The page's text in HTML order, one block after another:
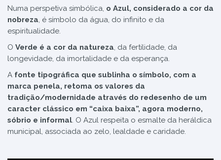
Numa perspetiva simbólica, o Azul, considerado a cor da
nobreza, é símbolo da água, do infinito e da
espiritualidade.
O Verde é a cor da natureza, da fertilidade, da
longevidade, da imortalidade e da esperança.
A fonte tipográfica que sublinha o símbolo, com a
marca penela, retoma os valores da
tradição/modernidade através do redesenho de um
caracter clássico em “caixa baixa”, agora moderno,
sóbrio e informal. O Azul respeita o esmalte da heráldica
municipal, associada ao zelo, lealdade e caridade.